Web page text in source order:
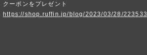
クーポンをプレゼント
https://shop.ruffin.jp/blog/2023/03/28/223533